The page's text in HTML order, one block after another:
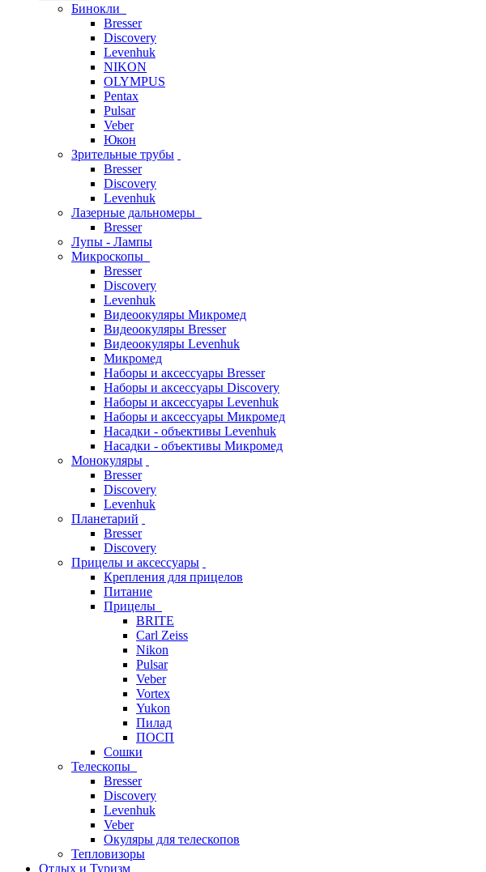
Бинокли
Bresser
Discovery
Levenhuk
NIKON
OLYMPUS
Pentax
Pulsar
Veber
Юкон
Зрительные трубы
Bresser
Discovery
Levenhuk
Лазерные дальномеры
Bresser
Лупы - Лампы
Микроскопы
Bresser
Discovery
Levenhuk
Видеоокуляры Микромед
Видеоокуляры Bresser
Видеоокуляры Levenhuk
Микромед
Наборы и аксессуары Bresser
Наборы и аксессуары Discovery
Наборы и аксессуары Levenhuk
Наборы и аксессуары Микромед
Насадки - объективы Levenhuk
Насадки - объективы Микромед
Монокуляры
Bresser
Discovery
Levenhuk
Планетарий
Bresser
Discovery
Прицелы и аксессуары
Крепления для прицелов
Питание
Прицелы
BRITE
Carl Zeiss
Nikon
Pulsar
Veber
Vortex
Yukon
Пилад
ПОСП
Сошки
Телескопы
Bresser
Discovery
Levenhuk
Veber
Окуляры для телескопов
Тепловизоры
Отдых и Туризм